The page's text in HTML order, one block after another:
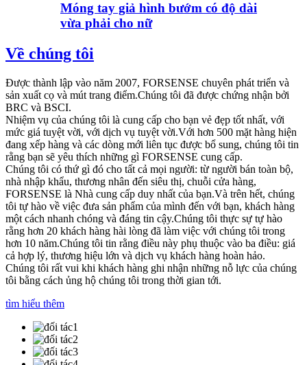
Móng tay giả hình bướm có độ dài
vừa phải cho nữ
Về chúng tôi
Được thành lập vào năm 2007, FORSENSE chuyên phát triển và
sản xuất cọ và mút trang điểm.Chúng tôi đã được chứng nhận bởi
BRC và BSCI.
Nhiệm vụ của chúng tôi là cung cấp cho bạn vẻ đẹp tốt nhất, với
mức giá tuyệt vời, với dịch vụ tuyệt vời.Với hơn 500 mặt hàng hiện
đang xếp hàng và các dòng mới liên tục được bổ sung, chúng tôi tin
rằng bạn sẽ yêu thích những gì FORSENSE cung cấp.
Chúng tôi có thứ gì đó cho tất cả mọi người: từ người bán toàn bộ,
nhà nhập khẩu, thương nhân đến siêu thị, chuỗi cửa hàng,
FORSENSE là Nhà cung cấp duy nhất của bạn.Và trên hết, chúng
tôi tự hào về việc đưa sản phẩm của mình đến với bạn, khách hàng
một cách nhanh chóng và đáng tin cậy.Chúng tôi thực sự tự hào
rằng hơn 20 khách hàng hài lòng đã làm việc với chúng tôi trong
hơn 10 năm.Chúng tôi tin rằng điều này phụ thuộc vào ba điều: giá
cả hợp lý, thương hiệu lớn và dịch vụ khách hàng hoàn hảo.
Chúng tôi rất vui khi khách hàng ghi nhận những nỗ lực của chúng
tôi bằng cách ủng hộ chúng tôi trong thời gian tới.
tìm hiểu thêm